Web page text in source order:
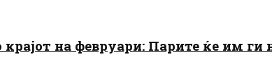
на февруари: Парите ќе им